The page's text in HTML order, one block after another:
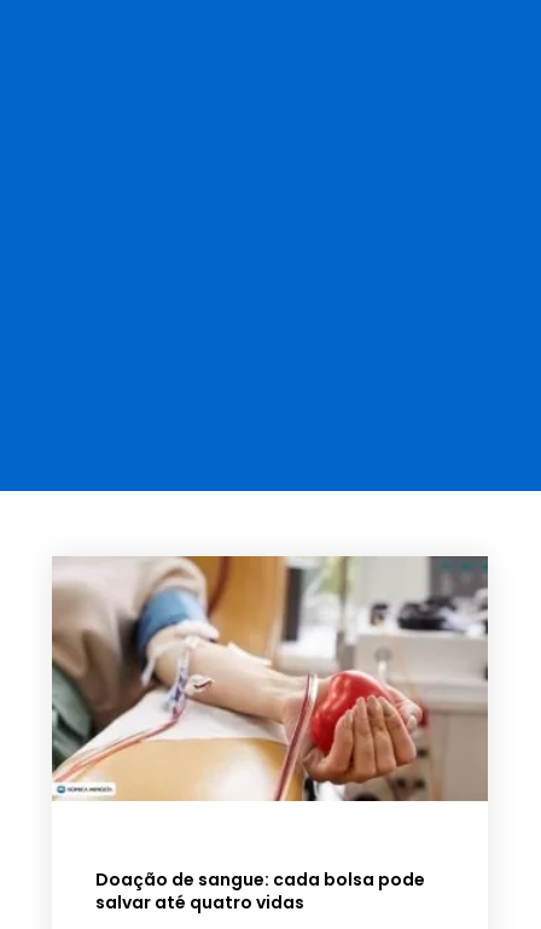
Doação de sangue: cada bolsa pode
salvar até quatro vidas